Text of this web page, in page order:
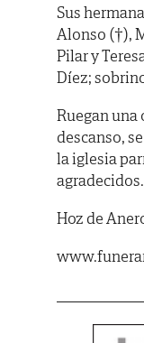
Sus
Alonso (†),
Pilar y
Díez;
Ruegan una
descanso,
la iglesia
agradecidos.
Hoz de